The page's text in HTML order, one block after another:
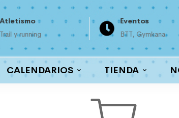
Trail y running
Eventos
BTT, Gymkana
CALENDARIOS TIENDA